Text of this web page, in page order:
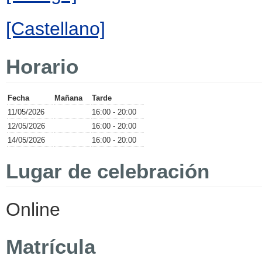
[Castellano]
Horario
Fecha Mañana
Tarde
11/05/2026
16:00 - 20:00
12/05/2026
16:00 - 20:00
14/05/2026
16:00 - 20:00
Lugar de celebración
Online
Matrícula